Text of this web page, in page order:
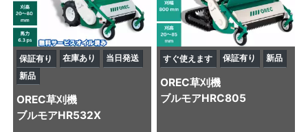
保証有り 在庫あり
当日発送
新品
OREC草刈機
ブルモアHR532X
すぐ使えます 保証有り 新品
OREC草刈機
ブルモアHRC805